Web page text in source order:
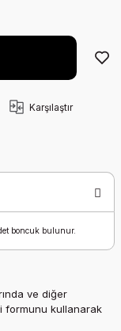
Karşılaştır
boncuk bulunur.
ve diğer
formunu kullanarak